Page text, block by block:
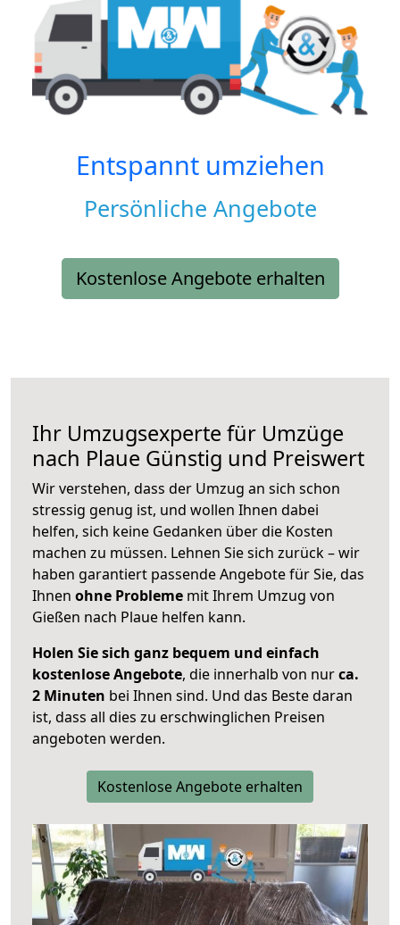
Entspannt umziehen
Persönliche Angebote
Kostenlose Angebote erhalten
Ihr Umzugsexperte für Umzüge
nach Plaue Günstig und Preiswert
Wir verstehen, dass der Umzug an sich schon
stressig genug ist, und wollen Ihnen dabei
helfen, sich keine Gedanken über die Kosten
machen zu müssen. Lehnen Sie sich zurück – wir
haben garantiert passende Angebote für Sie, das
Ihnen ohne Probleme mit Ihrem Umzug von
Gießen nach Plaue helfen kann.
Holen Sie sich ganz bequem und einfach
kostenlose Angebote, die innerhalb von nurca.
2 Minuten bei Ihnen sind. Und das Beste daran
ist, dass all dies zu erschwinglichen Preisen
angeboten werden.
Kostenlose Angebote erhalten